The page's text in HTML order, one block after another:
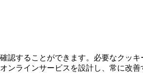
認することができます。必要なクッ
ンラインサービスを設計し、常に改